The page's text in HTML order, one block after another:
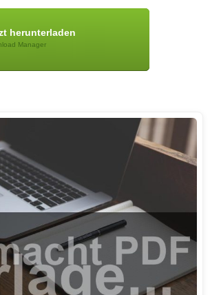
herunterladen
Manager